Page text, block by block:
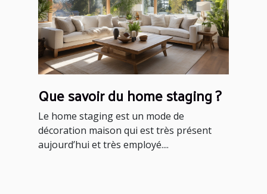
Que savoir du home staging ?
Le home staging est un mode de
décoration maison qui est très présent
aujourd’hui et très employé....